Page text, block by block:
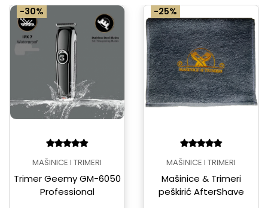
-30%
MAŠINICE I TRIMERI
Trimer Geemy GM-6050
Professional
-25%
MAŠINICE I TRIMERI
Mašinice & Trimeri
peškirić AfterShave